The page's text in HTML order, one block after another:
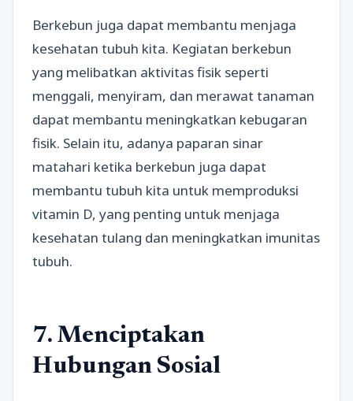
Berkebun juga dapat membantu menjaga
kesehatan tubuh kita. Kegiatan berkebun
yang melibatkan aktivitas fisik seperti
menggali, menyiram, dan merawat tanaman
dapat membantu meningkatkan kebugaran
fisik. Selain itu, adanya paparan sinar
matahari ketika berkebun juga dapat
membantu tubuh kita untuk memproduksi
vitamin D, yang penting untuk menjaga
kesehatan tulang dan meningkatkan imunitas
tubuh.
7. Menciptakan
Hubungan Sosial